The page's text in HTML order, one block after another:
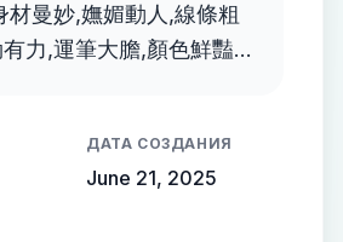
材曼妙,嫵媚動人,線條粗
力,運筆大膽,顏色鮮豔,
ДАТА СОЗДАНИЯ
June 21, 2025